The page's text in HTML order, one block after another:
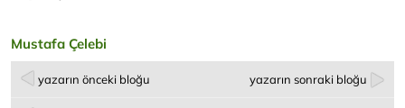
Mustafa Çelebi
yazarın önceki bloğu yazarın sonraki bloğu